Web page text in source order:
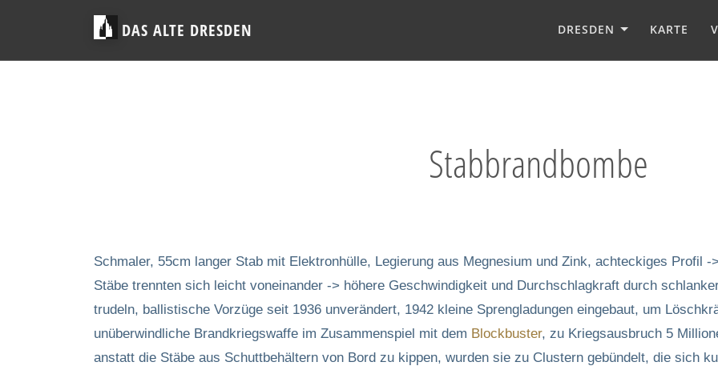
DAS ALTE DRESDEN DRESDEN KARTE
Stabbrandbombe
Schmaler, 55cm langer Stab mit Elektronhülle, Legierung aus Megnesium und Zink, achteckiges Profil
Stäbe trennten sich leicht voneinander -> höhere Geschwindigkeit und Durchschlagkraft durch
trudeln, ballistische Vorzüge seit 1936 unverändert, 1942 kleine Sprengladungen eingebaut, um
unüberwindliche Brandkriegswaffe im Zusammenspiel mit dem Blockbuster, zu Kriegsausbruch 5
anstatt die Stäbe aus Schuttbehältern von Bord zu kippen, wurden sie zu Clustern gebündelt, die sich